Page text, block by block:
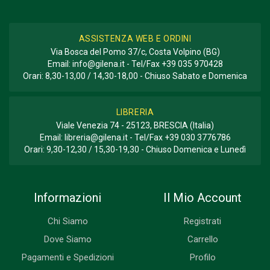
ASSISTENZA WEB E ORDINI
Via Bosca del Pomo 37/c, Costa Volpino (BG)
Email: info@gilena.it- Tel/Fax +39 035 970428
Orari: 8,30-13,00 / 14,30-18,00 - Chiuso Sabato e Domenica
LIBRERIA
Viale Venezia 74 - 25123, BRESCIA (Italia)
Email: libreria@gilena.it- Tel/Fax +39 030 3776786
Orari: 9,30-12,30 / 15,30-19,30 - Chiuso Domenica e Lunedì
Informazioni
Chi Siamo
Dove Siamo
Pagamenti e Spedizioni
Il Mio Account
Registrati
Carrello
Profilo